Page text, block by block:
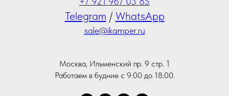
Telegram / WhatsApp
sale@ikamper.ru
Москва, Ильменский пр. 9 стр. 1
Работаем в будние с 9:00 до 18:00.